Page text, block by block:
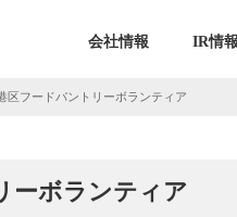
会社情報 IR情報
区フードパントリーボランティア
ーボランティア